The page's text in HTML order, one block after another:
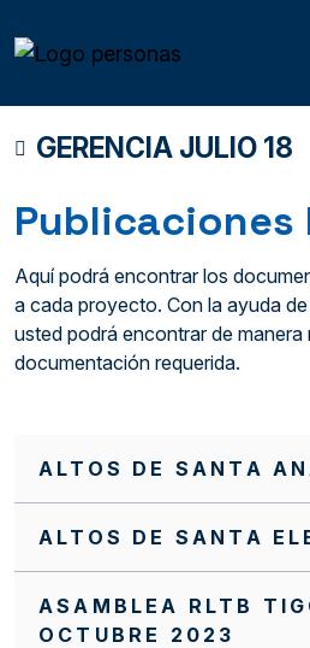
GERENCIA JULIO 18
Publicaciones
Aquí podrá encontrar los
a cada proyecto. Con la ayuda
usted podrá encontrar de
documentación requerida.
ALTOS DE SANTA
ALTOS DE SANTA
ASAMBLEA RLTB
OCTUBRE 2023